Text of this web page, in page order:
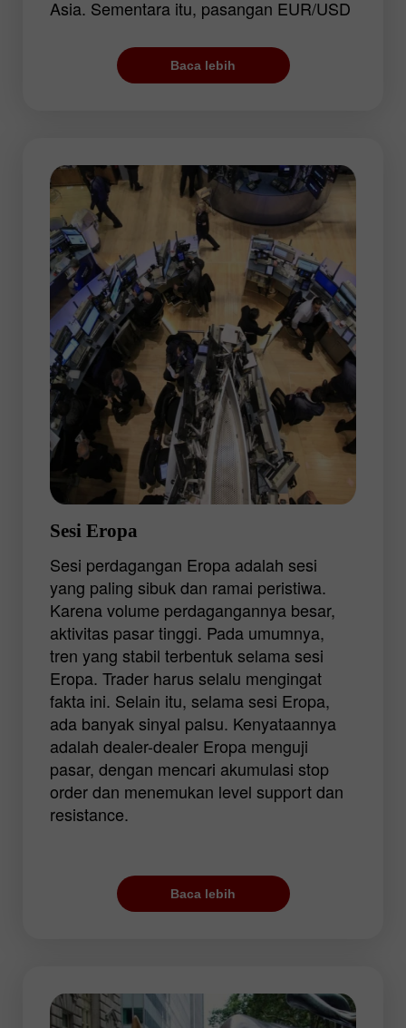
Asia. Sementara itu, pasangan EUR/USD
volatilitasnya dalam setiap sesi
perdagangan. Menurut data statistik, jika
Volatilitas yang rendah adalah hal biasa
untuk sesi Asia. Kebanyakan pasangan
mata uang bergerak di kisaran harga yang
sempit, dan dengan itu bersiap untuk
pergerakan yang lebih besar selama
beberapa jam perdagangan berikutnya.
Bursa-bursa saham Asia menetapkan tren
untuk sisa hari perdagangan.
Karena volatilitas pasar moderat, trader
dapat menggunakan strategi trading
apapun. Dengan mempertimbangkan
perubahan harga yang stabil, trader
berperan sebagai pemburu. Mereka harus
sabar dan menunggu dalam waktu yang
lama hingga mangsa datang, tapi
besar.
Baca lebih
Sesi Eropa
Sesi perdagangan Eropa adalah sesi
yang paling sibuk dan ramai peristiwa.
Karena volume perdagangannya besar,
aktivitas pasar tinggi. Pada umumnya,
tren yang stabil terbentuk selama sesi
Eropa. Trader harus selalu mengingat
fakta ini. Selain itu, selama sesi Eropa,
ada banyak sinyal palsu. Kenyataannya
adalah dealer-dealer Eropa menguji
pasar, dengan mencari akumulasi stop
order dan menemukan level support dan
resistance.
tenang. Pergerakan harga melaju pesat
ketika pembukaan London Stock
menunjukkan peningkatan aktivitas.
Baca lebih